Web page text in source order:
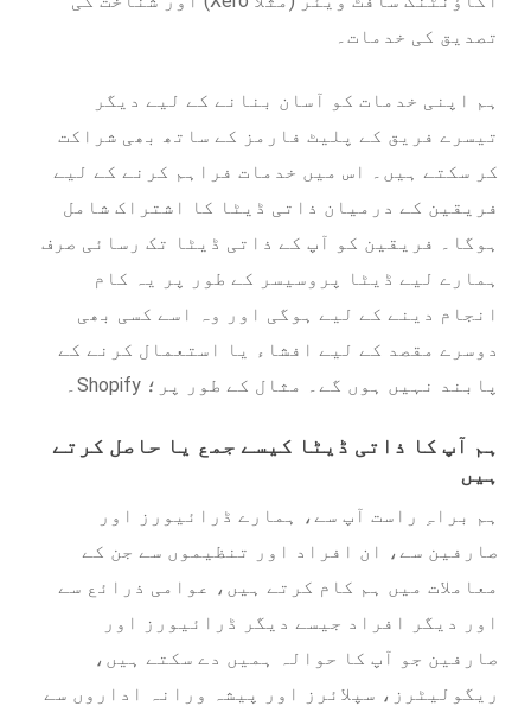
تصدیق کی خدمات۔
ہم اپنی خدمات کو آسان بنانے کے لیے دیگر
تیسرے فریق کے پلیٹ فارمز کے ساتھ بھی شراکت
کر سکتے ہیں۔ اس میں خدمات فراہم کرنے کے لیے
فریقین کے درمیان ذاتی ڈیٹا کا اشتراک شامل
ہوگا۔ فریقین کو آپ کے ذاتی ڈیٹا تک رسائی صرف
ہمارے لیے ڈیٹا پروسیسر کے طور پر یہ کام
انجام دینے کے لیے ہوگی اور وہ اسے کسی بھی
دوسرے مقصد کے لیے افشاء یا استعمال کرنے کے
پابند نہیں ہوں گے۔ مثال کے طور پر؛ Shopify۔
ہم آپ کا ذاتی ڈیٹا کیسے جمع یا حاصل کرتے
ہیں
ہم براہِ راست آپ سے، ہمارے ڈرائیورز اور
صارفین سے، ان افراد اور تنظیموں سے جن کے
معاملات میں ہم کام کرتے ہیں، عوامی ذرائع سے
اور دیگر افراد جیسے دیگر ڈرائیورز اور
صارفین جو آپ کا حوالہ ہمیں دے سکتے ہیں،
ریگولیٹرز، سپلائرز اور پیشہ ورانہ اداروں سے